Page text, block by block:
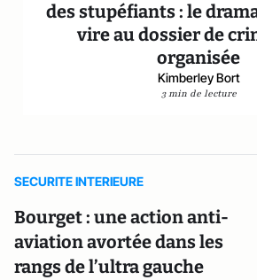
des stupéfiants : le
vire au dossier de
organisée
Kimberley Bort
3 min de lecture
SECURITE INTERIEURE
Bourget : une action anti-
aviation avortée dans les
rangs de l’ultra gauche